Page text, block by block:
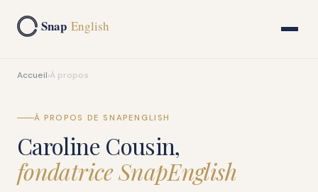
Snap English
Accueil›À propos
À PROPOS DE SNAPENGLISH
Caroline Cousin,
fondatrice SnapEnglish